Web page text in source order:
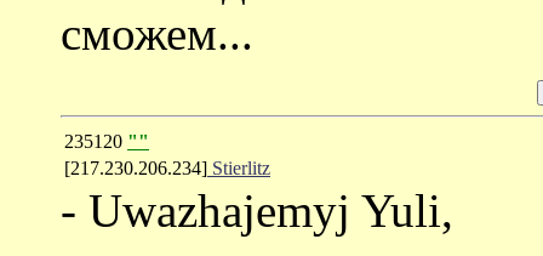
сможем...
235120 ""
[217.230.206.234] Stierlitz
- Uwazhajemyj Yuli,